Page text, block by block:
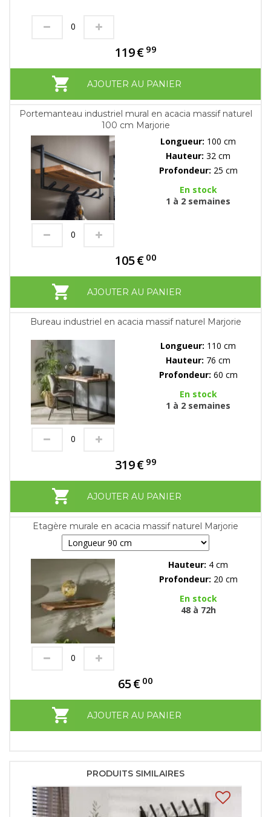
119€ 99
AJOUTER AU PANIER
Portemanteau industriel mural en acacia massif naturel
100 cm Marjorie
Longueur: 100 cm
Hauteur: 32 cm
Profondeur: 25 cm
En stock
1 à 2 semaines
105€ 00
AJOUTER AU PANIER
Bureau industriel en acacia massif naturel Marjorie
Longueur: 110 cm
Hauteur: 76 cm
Profondeur: 60 cm
En stock
1 à 2 semaines
319€ 99
AJOUTER AU PANIER
Etagère murale en acacia massif naturel Marjorie
Hauteur: 4 cm
Profondeur: 20 cm
En stock
48 à 72h
65€ 00
AJOUTER AU PANIER
PRODUITS SIMILAIRES